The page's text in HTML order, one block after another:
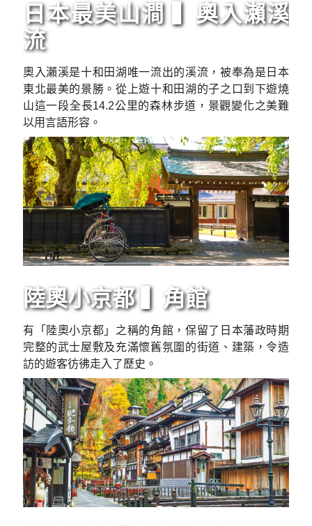
日本最美山澗 ▍奧入瀨溪
流
奧入瀨溪是十和田湖唯一流出的溪流，被奉為是日本
東北最美的景勝。從上遊十和田湖的子之口到下遊燒
山這一段全長14.2公里的森林步道，景觀變化之美難
以用言語形容。
陸奧小京都 ▍角館
有「陸奧小京都」之稱的角館，保留了日本藩政時期
完整的武士屋敷及充滿懷舊氛圍的街道、建築，令造
訪的遊客彷彿走入了歷史。